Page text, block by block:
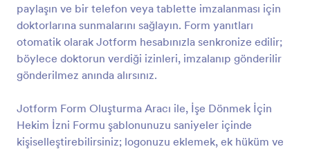
paylaşın ve bir telefon veya tablette imzalanması için
doktorlarına sunmalarını sağlayın. Form yanıtları
otomatik olarak Jotform hesabınızla senkronize edilir;
böylece doktorun verdiği izinleri, imzalanıp gönderilir
gönderilmez anında alırsınız.
Jotform Form Oluşturma Aracı ile, İşe Dönmek İçin
Hekim İzni Formu şablonunuzu saniyeler içinde
kişiselleştirebilirsiniz; logonuzu eklemek, ek hüküm ve
entegrasyon ve widget ile üretkenliğinize üretkenlik
katın! Hekim e-imzalarını sorunsuz bir şekilde
toplayın, form yanıtlarını profesyonel belgelere
anında dönüştürmek için bir PDF şablonu oluşturun
veya imzalı formları çalışanların dosyalarına otomatik
olarak göndermek için formunuzu bir CRM
Hekim İzni Formu ile İK departmanınız kağıt form
ihtiyacını ortadan kaldırabilir ve çalışanlarınızın
güvenliğini daha verimli bir şekilde sağlayabilir.